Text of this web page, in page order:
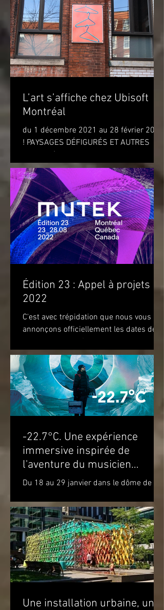
L’art s’affiche chez Ubisoft
Montréal
du 1 décembre 2021 au 28 février 2022
! PAYSAGES DÉFIGURÉS ET AUTRES
OBJETS (DISFIGURED LANDSCAPES
AND OTHER OBJECTS) de l'artiste...
Édition 23 : Appel à projets
2022
C'est avec trépidation que nous vous
annonçons officiellement les dates de
notre prochaine édition. Nous vous
attendons du 22 au 28 août...
-22.7°C. Une expérience
immersive inspirée de
l'aventure du musicien
Molécule dans le cercle
Du 18 au 29 janvier dans le dôme de la
technologiques [SAT] est heureuse de
présenter l’expérience...
Une installation urbaine, une